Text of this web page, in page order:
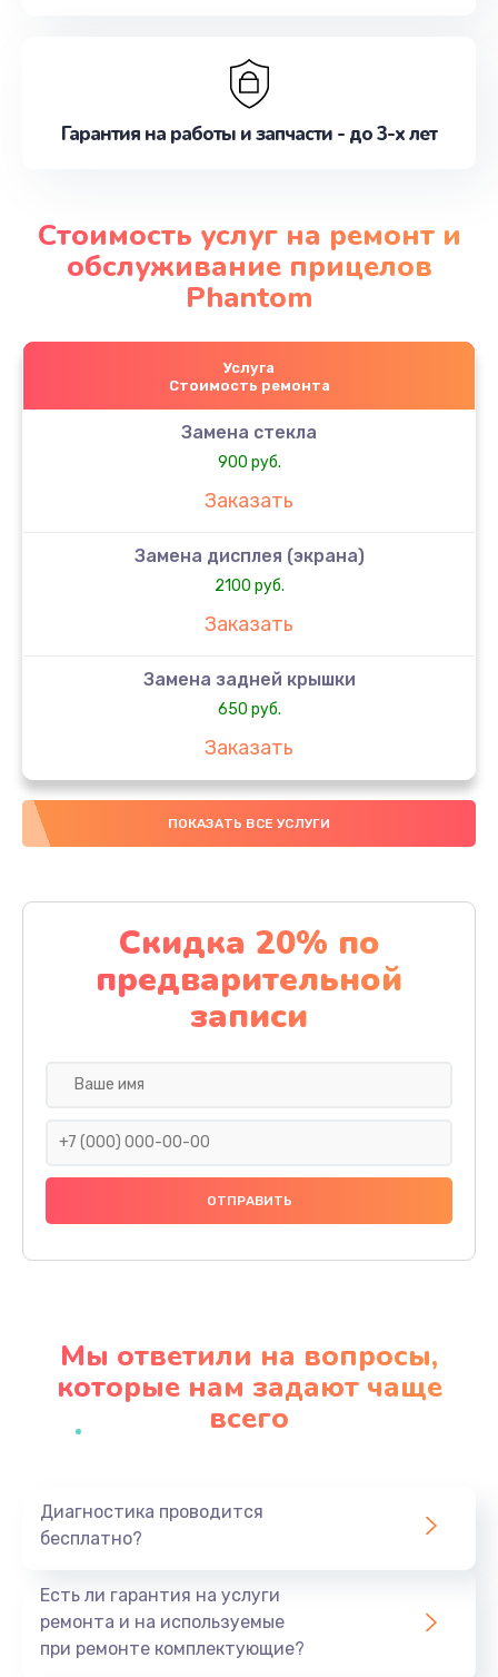
Гарантия на работы и запчасти - до 3-х лет
Стоимость услуг на ремонт и
обслуживание прицелов
Phantom
Услуга
Стоимость ремонта
Замена стекла
900 руб.
Заказать
Замена дисплея (экрана)
2100 руб.
Заказать
Замена задней крышки
650 руб.
Заказать
Замена аккумулятора
4000 руб.
Замена материнской платы
1100 руб.
Заказать
Замена праймера
1000 руб.
Заказать
Профилактическая чистка
Заказать
ПОКАЗАТЬ ВСЕ УСЛУГИ
Скидка 20% по
предварительной
записи
Мы ответили на вопросы,
которые нам задают чаще
всего
Диагностика проводится
бесплатно?
Есть ли гарантия на услуги
ремонта и на используемые
при ремонте комплектующие?